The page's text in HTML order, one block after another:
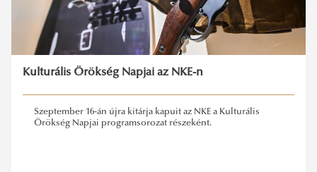
Kulturális Örökség Napjai az NKE-n
Szeptember 16-án újra kitárja kapuit az NKE a Kulturális
Örökség Napjai programsorozat részeként.